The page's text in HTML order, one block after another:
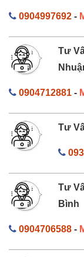
0904997692 -
Tư
0904712881 -
Tư
Tư
Bình
0904706588 -